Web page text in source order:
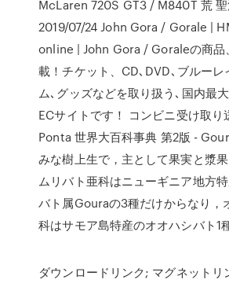
McLaren 720S GT3 / M840T 荒
2019/07/24 John Gora / Gorale |
online | John Gora / Goraleの商品
載！チケット、CD､DVD､ブルーレ
ム､グッズなどを取り扱う､国内最
ECサイトです！ コンビニ受け取り
Ponta 世界大百科事典 第2版 -
みな樹上生で，主として果実と漿
ムリバト亜科はニューギニア地方
バト属Gouraの3種だけからなり，
科はサモア島特産のオオハシバト1
ダウンロードリンク; マグネットリ